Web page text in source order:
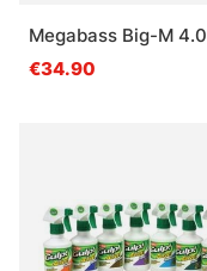
Megabass Big-M 4.0
€34.90